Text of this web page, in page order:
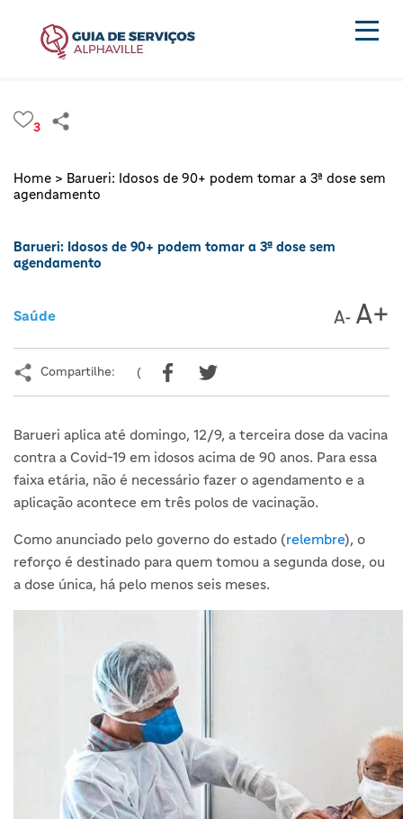
3
Home > Barueri: Idosos de 90+ podem tomar a 3ª dose sem
agendamento
Barueri: Idosos de 90+ podem tomar a 3ª dose sem
agendamento
Saúde
Compartilhe: (
Barueri aplica até domingo, 12/9, a terceira dose da vacina
contra a Covid-19 em idosos acima de 90 anos. Para essa
faixa etária, não é necessário fazer o agendamento e a
aplicação acontece em três polos de vacinação.
Como anunciado pelo governo do estado (relembre), o
reforço é destinado para quem tomou a segunda dose, ou
a dose única, há pelo menos seis meses.